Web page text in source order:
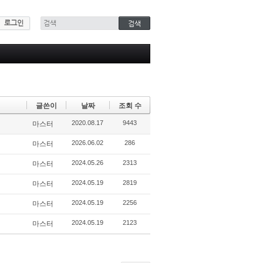
로그인
글쓴이 날짜 조회 수
마스터 2020.08.17 9443
마스터 2026.06.02 286
마스터 2024.05.26 2313
마스터 2024.05.19 2819
마스터 2024.05.19 2256
마스터 2024.05.19 2123